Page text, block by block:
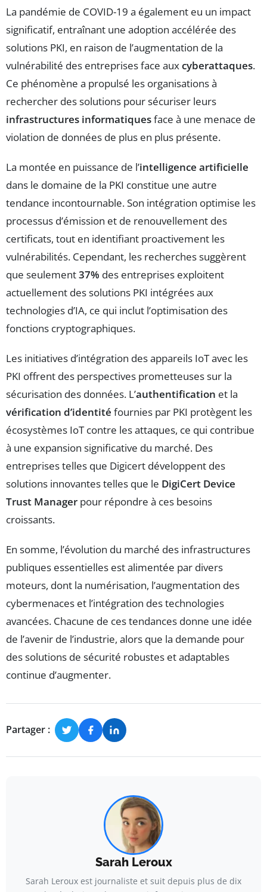
La pandémie de COVID-19 a également eu un impact
significatif, entraînant une adoption accélérée des
solutions PKI, en raison de l’augmentation de la
vulnérabilité des entreprises face auxcyberattaques.
Ce phénomène a propulsé les organisations à
rechercher des solutions pour sécuriser leurs
infrastructures informatiquesface à une menace de
violation de données de plus en plus présente.
La montée en puissance de l’intelligence artificielle
dans le domaine de la PKI constitue une autre
tendance incontournable. Son intégration optimise les
processus d’émission et de renouvellement des
certificats, tout en identifiant proactivement les
vulnérabilités. Cependant, les recherches suggèrent
que seulement37% des entreprises exploitent
actuellement des solutions PKI intégrées aux
technologies d’IA, ce qui inclut l’optimisation des
fonctions cryptographiques.
Les initiatives d’intégration des appareils IoT avec les
PKI offrent des perspectives prometteuses sur la
sécurisation des données. L’authentification et la
vérification d’identité fournies par PKI protègent les
écosystèmes IoT contre les attaques, ce qui contribue
à une expansion significative du marché. Des
entreprises telles que Digicert développent des
solutions innovantes telles que le DigiCert Device
Trust Manager pour répondre à ces besoins
croissants.
En somme, l’évolution du marché des infrastructures
publiques essentielles est alimentée par divers
moteurs, dont la numérisation, l’augmentation des
cybermenaces et l’intégration des technologies
avancées. Chacune de ces tendances donne une idée
de l’avenir de l’industrie, alors que la demande pour
des solutions de sécurité robustes et adaptables
continue d’augmenter.
Partager :
Sarah Leroux
Sarah Leroux est journaliste et suit depuis plus de dix